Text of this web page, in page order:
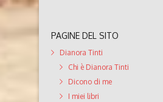
PAGINE DEL SITO
Dianora Tinti
Chi è Dianora Tinti
Dicono di me
I miei libri